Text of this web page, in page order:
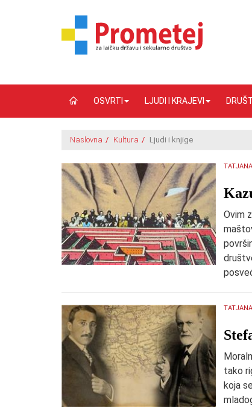
OSVRTI LJUDI I KRAJEVI
Naslovna / Kultura / Ljudi i knjige
Ovim
tako
koja